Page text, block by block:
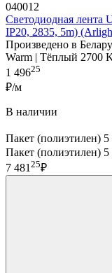
040012
Светодиодная лента
IP20, 2835, 5m)
Произведено в
Warm | Тёплый 2700
1 49625
₽/м
В наличии
Пакет (полиэтилен)
Пакет (полиэтилен)
7 481 25₽